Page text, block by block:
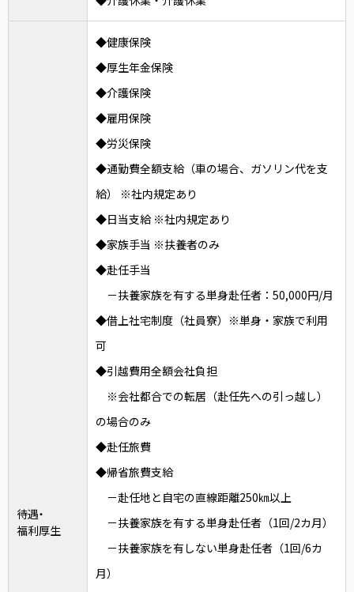
待遇・
福利厚生
◆健康保険
◆厚生年金保険
◆介護保険
◆雇用保険
◆労災保険
◆通勤費全額支給（車の場合、ガソリン代を支
給） ※社内規定あり
◆日当支給 ※社内規定あり
◆家族手当 ※扶養者のみ
◆赴任手当
－扶養家族を有する単身赴任者：50,000円/月
◆借上社宅制度（社員寮）※単身・家族で利用
可
◆引越費用全額会社負担
※会社都合での転居（赴任先への引っ越し）
の場合のみ
◆赴任旅費
◆帰省旅費支給
－赴任地と自宅の直線距離250㎞以上
－扶養家族を有する単身赴任者（1回/2カ月）
－扶養家族を有しない単身赴任者（1回/6カ
月）